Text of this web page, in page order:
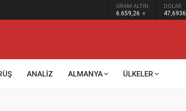
GRAM ALTIN
6.659,26
DOLAR
47,6936
ANALİZ ALMANYA ÜLKELER